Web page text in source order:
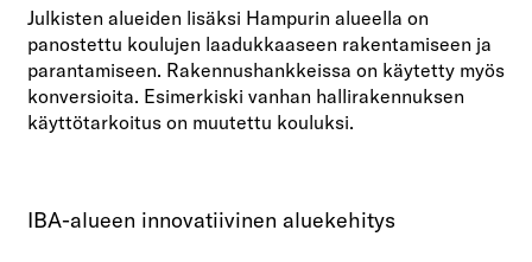
Julkisten alueiden lisäksi Hampurin alueella on
panostettu koulujen laadukkaaseen rakentamiseen ja
parantamiseen. Rakennushankkeissa on käytetty myös
konversioita. Esimerkiski vanhan hallirakennuksen
käyttötarkoitus on muutettu kouluksi.
IBA-alueen innovatiivinen aluekehitys